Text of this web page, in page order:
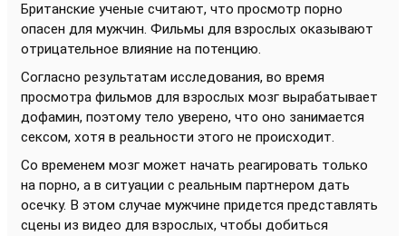
Британские ученые считают, что просмотр порно
опасен для мужчин. Фильмы для взрослых оказывают
отрицательное влияние на потенцию.
Согласно результатам исследования, во время
просмотра фильмов для взрослых мозг вырабатывает
дофамин, поэтому тело уверено, что оно занимается
сексом, хотя в реальности этого не происходит.
Со временем мозг может начать реагировать только
на порно, а в ситуации с реальным партнером дать
осечку. В этом случае мужчине придется представлять
сцены из видео для взрослых, чтобы добиться